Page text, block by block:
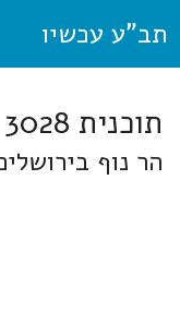
תב"ע עכשיו
תוכנית 3028 ירושלים
הר נוף